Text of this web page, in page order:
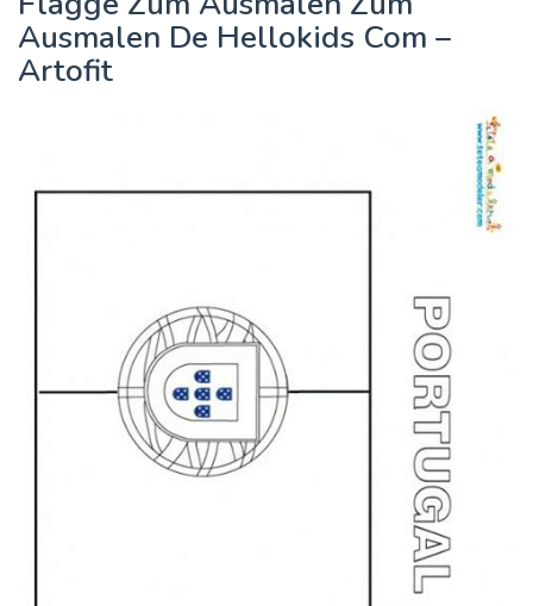
Ausmalen De Hellokids Com –
Artofit